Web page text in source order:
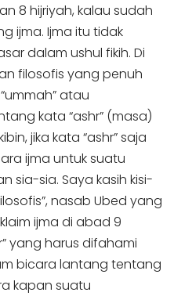
8 hijriyah, kalau sudah
ijma. Ijma itu tidak
dalam ushul fikih. Di
filosofis yang penuh
atau
kata “ashr” (masa)
jika kata “ashr” saja
ijma untuk suatu
sia-sia. Saya kasih kisi-
nasab Ubed yang
ijma di abad 9
yang harus difahami
bicara lantang tentang
kapan suatu